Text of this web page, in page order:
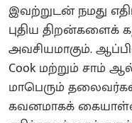
இவற்றுடன் நமது
புதிய திறன்களைக்
அவசியமாகும்.
Cook மற்றும் சாம்
மாபெரும்
கவனமாகக்